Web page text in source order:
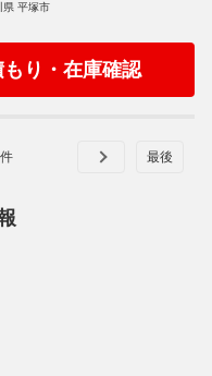
県 平塚市
もり・在庫確認
件